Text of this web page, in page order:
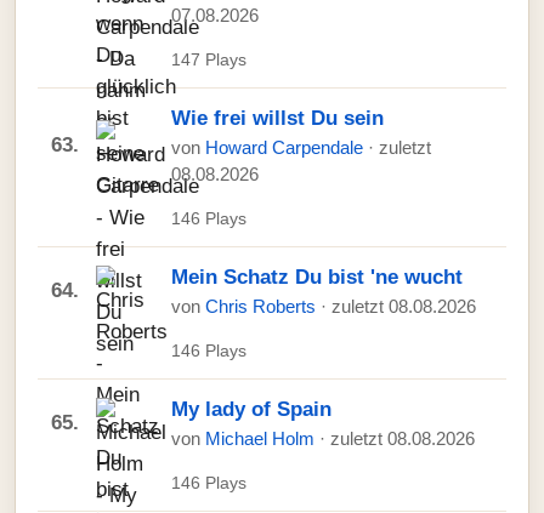
07.08.2026
147 Plays
63.
Wie frei willst Du sein
von Howard Carpendale · zuletzt
08.08.2026
146 Plays
64.
Mein Schatz Du bist 'ne wucht
von Chris Roberts · zuletzt 08.08.2026
146 Plays
65.
My lady of Spain
von Michael Holm · zuletzt 08.08.2026
146 Plays